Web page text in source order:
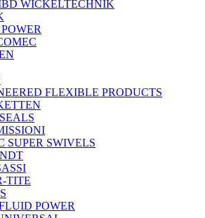
WICKELTECHNIK
FLEXIBLE PRODUCTS
SUPER SWIVELS
TITE
POWER